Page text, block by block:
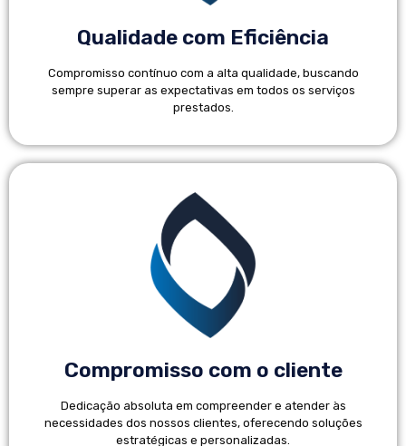
Qualidade com Eficiência
Compromisso contínuo com a alta qualidade, buscando
sempre superar as expectativas em todos os serviços
prestados.
Compromisso com o cliente
Dedicação absoluta em compreender e atender às
necessidades dos nossos clientes, oferecendo soluções
estratégicas e personalizadas.